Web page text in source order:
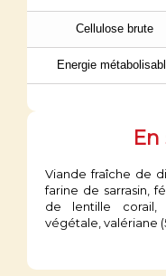
Cellulose brute
Energie
Viande fraîche de
farine de sarrasin,
de lentille corail,
végétale, valériane